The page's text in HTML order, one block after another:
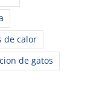
de calor
de gatos